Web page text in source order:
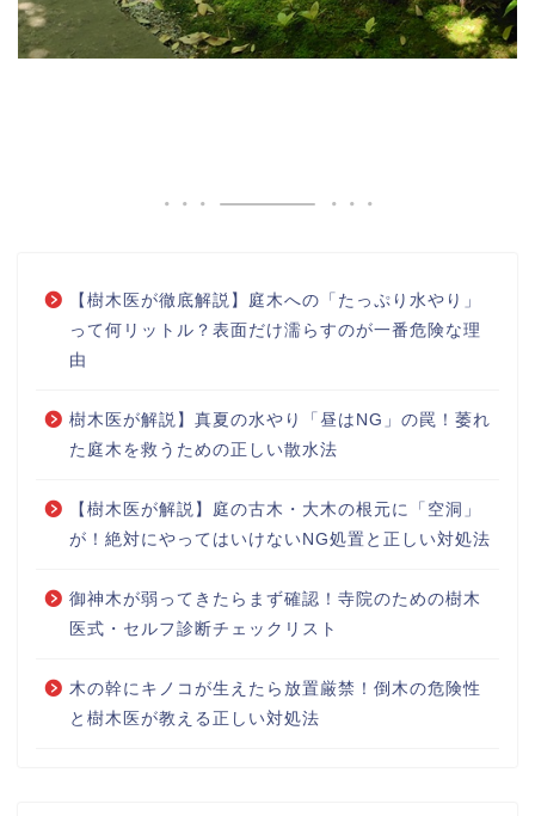
【樹木医が徹底解説】庭木への「たっぷり水やり」
って何リットル？表面だけ濡らすのが一番危険な理
由
樹木医が解説】真夏の水やり「昼はNG」の罠！萎れ
た庭木を救うための正しい散水法
【樹木医が解説】庭の古木・大木の根元に「空洞」
が！絶対にやってはいけないNG処置と正しい対処法
御神木が弱ってきたらまず確認！寺院のための樹木
医式・セルフ診断チェックリスト
木の幹にキノコが生えたら放置厳禁！倒木の危険性
と樹木医が教える正しい対処法